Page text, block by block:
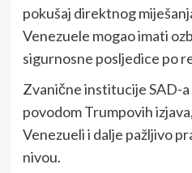
pokušaj direktnog
Venezuele mogao imati
sigurnosne posljedice po
Zvanične institucije SAD-a
povodom Trumpovih
Venezueli i dalje pažljivo
nivou.